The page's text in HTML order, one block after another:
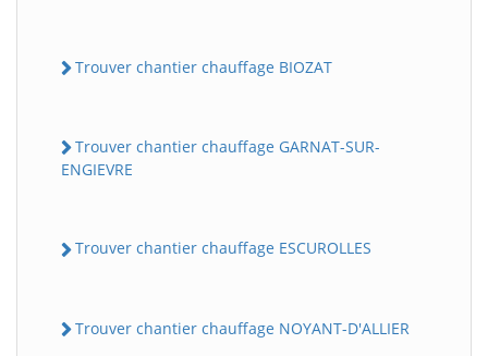
Trouver chantier chauffage BIOZAT
Trouver chantier chauffage GARNAT-SUR-
ENGIEVRE
Trouver chantier chauffage ESCUROLLES
Trouver chantier chauffage NOYANT-D'ALLIER